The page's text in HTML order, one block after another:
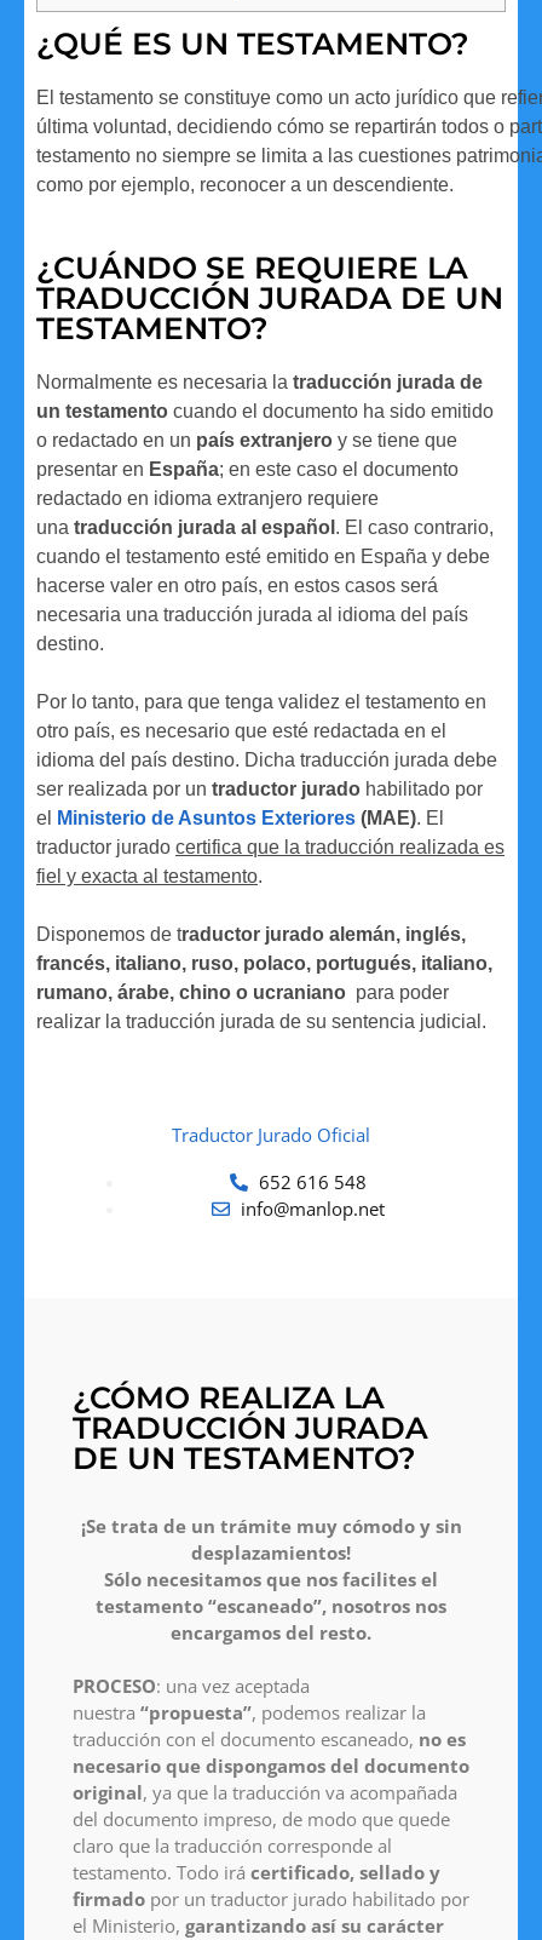
¿QUÉ ES UN TESTAMENTO?
El testamento se constituye como un acto jurídico que
última voluntad, decidiendo cómo se repartirán todos o
testamento no siempre se limita a las cuestiones
como por ejemplo, reconocer a un descendiente.
¿CUÁNDO SE REQUIERE LA
TRADUCCIÓN JURADA DE UN
TESTAMENTO?
Normalmente es necesaria la traducción jurada de
un testamento cuando el documento ha sido emitido
o redactado en un país extranjero y se tiene que
presentar en España; en este caso el documento
redactado en idioma extranjero requiere
una traducción jurada al español . El caso contrario,
cuando el testamento esté emitido en España y debe
hacerse valer en otro país, en estos casos será
necesaria una traducción jurada al idioma del país
destino.
Por lo tanto, para que tenga validez el testamento en
otro país, es necesario que esté redactada en el
idioma del país destino. Dicha traducción jurada debe
ser realizada por un traductor jurado habilitado por
el
Ministerio de Asuntos Exteriores (MAE). El
traductor jurado certifica que la traducción realizada es
fiel y exacta al testamento.
Disponemos de traductor jurado alemán, inglés,
francés, italiano, ruso, polaco, portugués, italiano,
rumano, árabe, chino o ucraniano para poder
realizar la traducción jurada de su sentencia judicial.
Traductor Jurado Oficial
652 616 548
info@manlop.net
¿CÓMO REALIZA LA
TRADUCCIÓN JURADA
DE UN TESTAMENTO?
¡Se trata de un trámite muy cómodo y sin
desplazamientos!
Sólo necesitamos que nos facilites el
testamento “escaneado”, nosotros nos
encargamos del resto.
PROCESO: una vez aceptada
nuestra “propuesta”, podemos realizar la
traducción con el documento escaneado, no es
necesario que dispongamos del documento
original, ya que la traducción va acompañada
del documento impreso, de modo que quede
claro que la traducción corresponde al
testamento. Todo irá certificado, sellado y
firmado por un traductor jurado habilitado por
el Ministerio, garantizando así su carácter